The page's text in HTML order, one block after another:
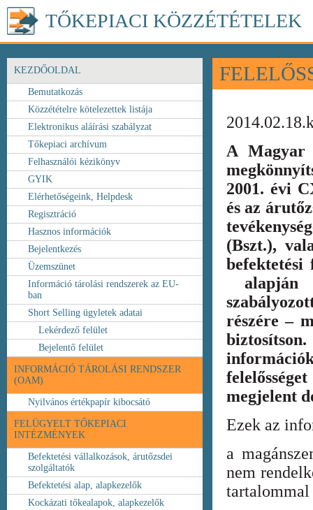
TŐKEPIACI KÖZZÉTÉTELEK
KEZDŐOLDAL
Bemutatkozás
Közzétételre kötelezettek listája
Elektronikus aláírási szabályzat
Tőkepiaci archívum
Felhasználói kézikönyv
GYIK
Elérhetőségeink, Helpdesk
Regisztráció
Hasznos információk
Bejelentkezés
Üzemszünet
Információ tárolási rendszerek az EU-
ban
Short Selling ügyletek adatai
Lekérdező felület
Bejelentő felület
INFORMÁCIÓ TÁROLÁSI RENDSZER
(OAM)
Nyilvános értékpapír kibocsátó
FELÜGYELT TŐKEPIACI
INTÉZMÉNYEK
Befektetési vállalkozások, árutőzsdei
szolgáltatók
Befektetési alap, alapkezelők
Kockázati tőkealapok, alapkezelők
A Magyar
2001. évi
és az
(Bszt.),
alapján
részére –
megjelent
Ezek az
a
nem